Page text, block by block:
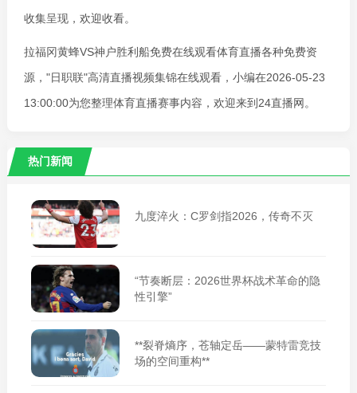
收集呈现，欢迎收看。
拉福冈黄蜂VS神户胜利船免费在线观看体育直播各种免费资
源，"日职联"高清直播视频集锦在线观看，小编在2026-05-23
13:00:00为您整理体育直播赛事内容，欢迎来到24直播网。
热门新闻
九度淬火：C罗剑指2026，传奇不灭
“节奏断层：2026世界杯战术革命的隐
性引擎”
**裂脊熵序，苍轴定岳——蒙特雷竞技
场的空间重构**